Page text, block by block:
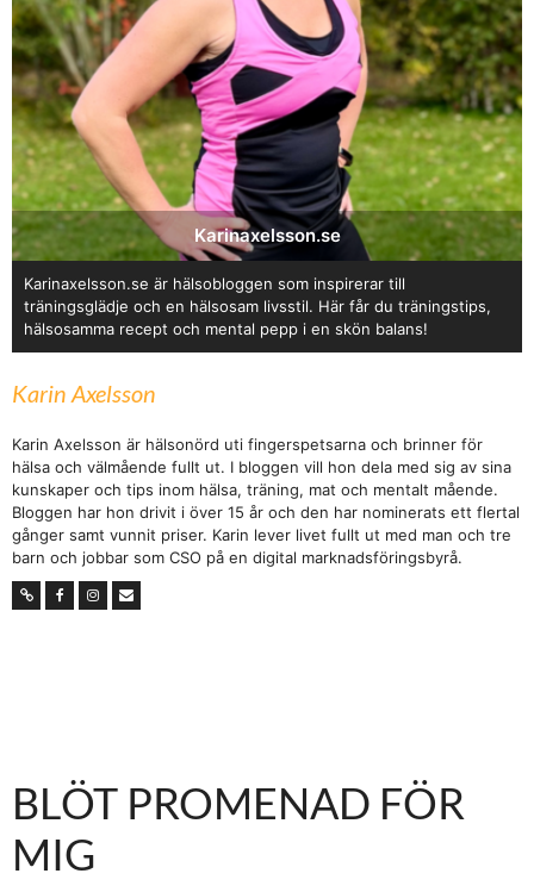
Karinaxelsson.se
Karinaxelsson.se är hälsobloggen som inspirerar till
träningsglädje och en hälsosam livsstil. Här får du träningstips,
hälsosamma recept och mental pepp i en skön balans!
Karin Axelsson
Karin Axelsson är hälsonörd uti fingerspetsarna och brinner för
hälsa och välmående fullt ut. I bloggen vill hon dela med sig av sina
kunskaper och tips inom hälsa, träning, mat och mentalt mående.
Bloggen har hon drivit i över 15 år och den har nominerats ett flertal
gånger samt vunnit priser. Karin lever livet fullt ut med man och tre
barn och jobbar som CSO på en digital marknadsföringsbyrå.
BLÖT PROMENAD FÖR
MIG